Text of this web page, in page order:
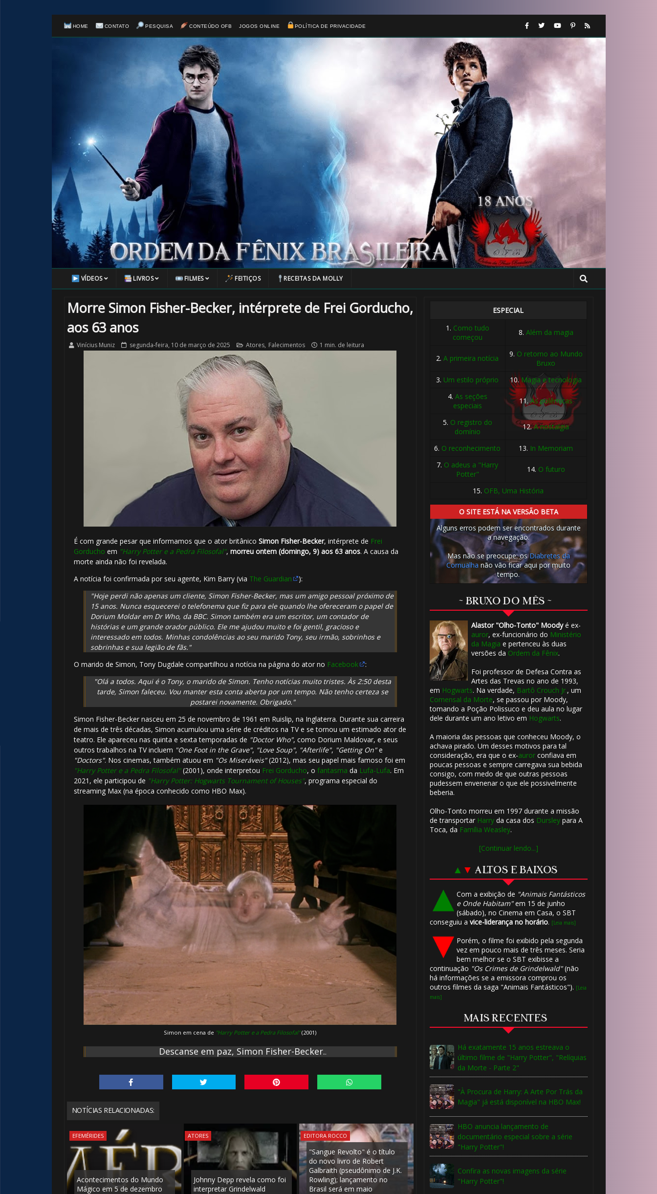
HOME CONTATO PESQUISA CONTEÚDO OFB JOGOS ONLINE POLÍTICA DE PRIVACIDADE
VÍDEOS LIVROS FILMES FEITIÇOS RECEITAS DA MOLLY
Morre Simon Fisher-Becker, intérprete de Frei Gorducho,
aos 63 anos
Vinícius Muniz segunda-feira, 10 de março de 2025 Atores, Falecimentos 1 min. de leitura
É com grande pesar que informamos que o ator britânico Simon Fisher-Becker, intérprete de Frei
Gorducho em "Harry Potter e a Pedra Filosofal", morreu ontem (domingo, 9) aos 63 anos. A causa da
morte ainda não foi revelada.
A notícia foi confirmada por seu agente, Kim Barry (via The Guardian
):
"Hoje perdi não apenas um cliente, Simon Fisher-Becker, mas um amigo pessoal próximo de
15 anos. Nunca esquecerei o telefonema que fiz para ele quando lhe ofereceram o papel de
Dorium Moldar em Dr Who, da BBC. Simon também era um escritor, um contador de
histórias e um grande orador público. Ele me ajudou muito e foi gentil, gracioso e
interessado em todos. Minhas condolências ao seu marido Tony, seu irmão, sobrinhos e
sobrinhas e sua legião de fãs."
O marido de Simon, Tony Dugdale compartilhou a notícia na página do ator no Facebook
:
"Olá a todos. Aqui é o Tony, o marido de Simon. Tenho notícias muito tristes. Às 2:50 desta
tarde, Simon faleceu. Vou manter esta conta aberta por um tempo. Não tenho certeza se
postarei novamente. Obrigado."
Simon Fisher-Becker nasceu em 25 de novembro de 1961 em Ruislip, na Inglaterra. Durante sua carreira
de mais de três décadas, Simon acumulou uma série de créditos na TV e se tornou um estimado ator de
teatro. Ele apareceu nas quinta e sexta temporadas de "Doctor Who", como Dorium Maldovar, e seus
outros trabalhos na TV incluem "One Foot in the Grave", "Love Soup", "Afterlife", "Getting On"e
"Doctors". Nos cinemas, também atuou em "Os Miseráveis"(2012), mas seu papel mais famoso foi em
"Harry Potter e a Pedra Filosofal"(2001), onde interpretou Frei Gorducho, o fantasma da Lufa-Lufa. Em
2021, ele participou de "Harry Potter: Hogwarts Tournament of Houses", programa especial do
streaming Max (na época conhecido como HBO Max).
Simon em cena de "Harry Potter e a Pedra Filosofal"(2001)
Descanse em paz, Simon Fisher-Becker..
NOTÍCIAS RELACIONADAS:
EFEMÉRIDES
Acontecimentos do Mundo
Mágico em 5 de dezembro
ATORES
Johnny Depp revela como foi
interpretar Grindelwald
EDITORA ROCCO
"Sangue Revolto" é o título
do novo livro de Robert
Galbraith (pseudônimo de J.K.
Rowling); lançamento no
Brasil será em maio
ESPECIAL
1. Como tudo
começou
8. Além da magia
2.A primeira notícia 9. O retorno ao Mundo
Bruxo
3. Um estilo próprio 10.Magia e tecnologia
4. As seções
especiais
11.As polêmicas
5. O registro do
domínio
12.A nostalgia
6. O reconhecimento 13. In Memoriam
7. O adeus a "Harry
Potter"
14. O futuro
15. OFB, Uma História
O SITE ESTÁ NA VERSÃO BETA
Alguns erros podem ser encontrados durante
a navegação.
Mas não se preocupe: osDiabretes da
Cornualha não vão ficar aqui por muito
tempo.
~ BRUXO DO MÊS ~
Alastor "Olho-Tonto" Moodyé ex-
auror, ex-funcionário do Ministério
da Magia e pertenceu às duas
versões da Ordem da Fênix.
Foi professor de Defesa Contra as
Artes das Trevas no ano de 1993,
em Hogwarts. Na verdade, Bartô Crouch Jr., um
Comensal da Morte, se passou por Moody,
tomando a Poção Polissuco e deu aula no lugar
dele durante um ano letivo em Hogwarts.
A maioria das pessoas que conheceu Moody, o
achava pirado. Um desses motivos para tal
consideração, era que o ex-aurorconfiava em
poucas pessoas e sempre carregava sua bebida
consigo, com medo de que outras pessoas
pudessem envenenar o que ele possivelmente
beberia.
Olho-Tonto morreu em 1997 durante a missão
de transportar Harryda casa dos Dursleypara A
Toca, da Família Weasley.
[Continuar lendo...]
▲ ▼ ALTOS E BAIXOS
Com a exibição de "Animais Fantásticos
e Onde Habitam"em 15 de junho
(sábado), no Cinema em Casa, o SBT
conseguiu a vice-liderança no horário. [Leia mais]
Porém, o filme foi exibido pela segunda
vez em pouco mais de três meses. Seria
bem melhor se o SBT exibisse a
continuação "Os Crimes de Grindelwald"(não
há informações se a emissora comprou os
outros filmes da saga "Animais Fantásticos"). [Leia
mais]
MAIS RECENTES
Há exatamente 15 anos estreava o
último filme de "Harry Potter", "Relíquias
da Morte - Parte 2"
"À Procura de Harry: A Arte Por Trás da
Magia" já está disponível na HBO Max!
HBO anuncia lançamento de
documentário especial sobre a série
"Harry Potter"!
Confira as novas imagens da série
"Harry Potter"!